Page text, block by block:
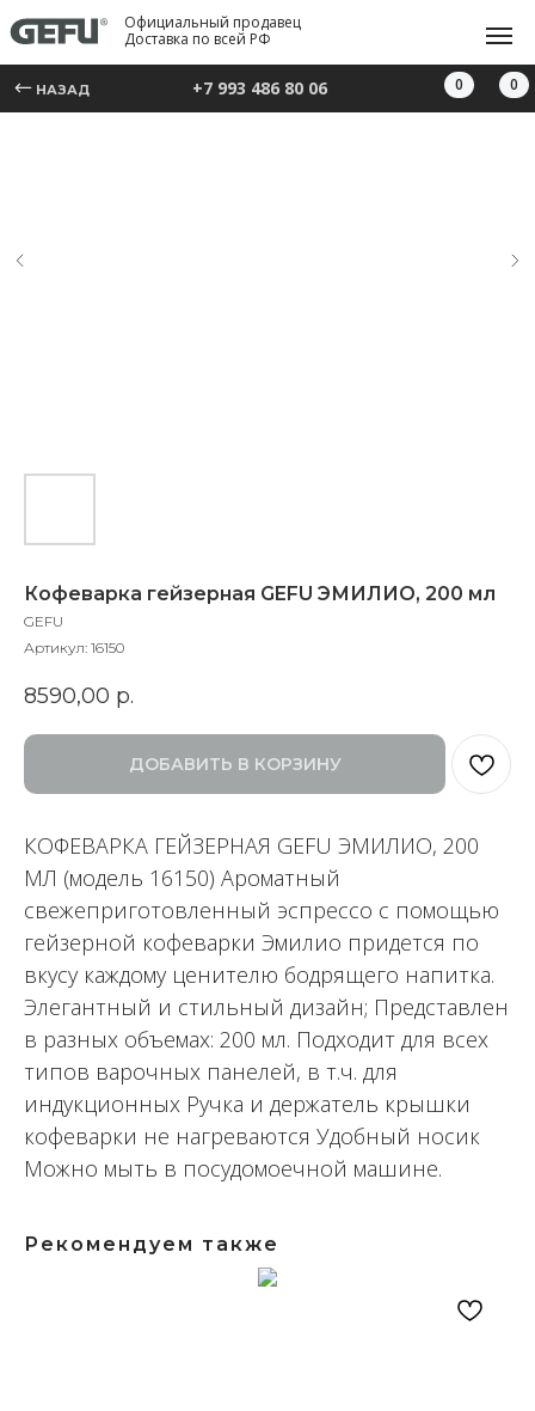
0 0
НАЗАД +7 993 486 80 06
Официальный продавец
Доставка по всей РФ
Кофеварка гейзерная GEFU ЭМИЛИО, 200 мл
GEFU
Артикул: 16150
8590,00 р.
ДОБАВИТЬ В КОРЗИНУ
КОФЕВАРКА ГЕЙЗЕРНАЯ GEFU ЭМИЛИО, 200
МЛ (модель 16150) Ароматный
свежеприготовленный эспрессо с помощью
гейзерной кофеварки Эмилио придется по
вкусу каждому ценителю бодрящего напитка.
Элегантный и стильный дизайн; Представлен
в разных объемах: 200 мл. Подходит для всех
типов варочных панелей, в т.ч. для
индукционных Ручка и держатель крышки
кофеварки не нагреваются Удобный носик
Можно мыть в посудомоечной машине.
Рекомендуем также